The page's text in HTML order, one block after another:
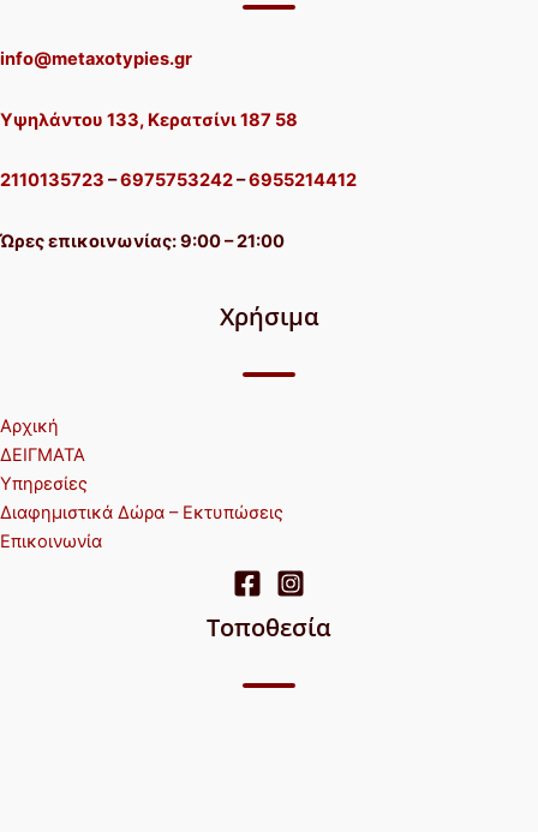
info@metaxotypies.gr
Υψηλάντου 133, Κερατσίνι 187 58
2110135723 –6975753242–6955214412
Ώρες επικοινωνίας: 9:00 – 21:00
Χρήσιμα
Αρχική
ΔΕΙΓΜΑΤΑ
Υπηρεσίες
Διαφημιστικά Δώρα – Εκτυπώσεις
Επικοινωνία
Τοποθεσία